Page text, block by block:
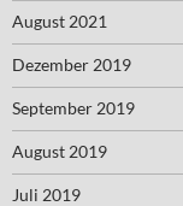
August 2021
Dezember 2019
September 2019
August 2019
Juli 2019